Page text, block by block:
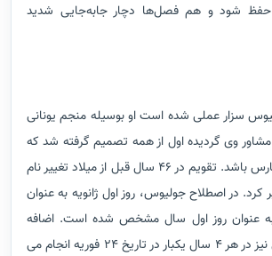
شود و هم فصل‌ها دچار جابه‌جایی شدید
سزار عملی شده است او بوسیله منجم یونانی
وی گردیده اول از همه تصمیم گرفته شد که
فصل بهار از 21 ماه مارس باشد. تقویم در 46 سال قبل از میلاد تغییر نام
کرد. در اصطلاح جولیوس، روز اول ژانویه به عنوان
عنوان روز اول سال مشخص شده است. اضافه
شدن یک روز به سال نیز در هر 4 سال یکبار در تاریخ 24 فوریه انجام می